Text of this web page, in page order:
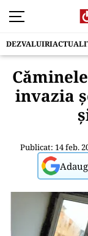
DEZVALUIRI
invazia
Publicat: 14 feb.